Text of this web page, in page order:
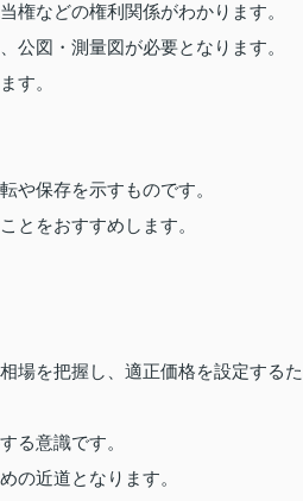
権などの権利関係がわかります。
公図・測量図が必要となります。
す。
や保存を示すものです。
とをおすすめします。
場を把握し、適正価格を設定するた
る意識です。
の近道となります。